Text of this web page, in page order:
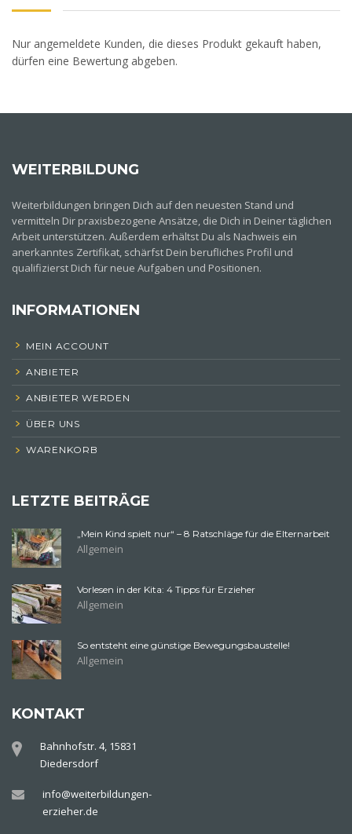
Nur angemeldete Kunden, die dieses Produkt gekauft haben,
dürfen eine Bewertung abgeben.
WEITERBILDUNG
Weiterbildungen bringen Dich auf den neuesten Stand und
vermitteln Dir praxisbezogene Ansätze, die Dich in Deiner täglichen
Arbeit unterstützen. Außerdem erhältst Du als Nachweis ein
anerkanntes Zertifikat, schärfst Dein berufliches Profil und
qualifizierst Dich für neue Aufgaben und Positionen.
INFORMATIONEN
MEIN ACCOUNT
ANBIETER
ANBIETER WERDEN
ÜBER UNS
WARENKORB
LETZTE BEITRÄGE
„Mein Kind spielt nur“ – 8 Ratschläge für die Elternarbeit
Allgemein
Vorlesen in der Kita: 4 Tipps für Erzieher
Allgemein
So entsteht eine günstige Bewegungsbaustelle!
Allgemein
KONTAKT
Bahnhofstr. 4, 15831
Diedersdorf
info@weiterbildungen-
erzieher.de